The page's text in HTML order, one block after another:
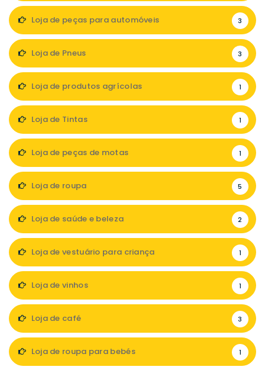
Loja de peças para automóveis 3
Loja de Pneus 3
Loja de produtos agrícolas 1
Loja de Tintas 1
Loja de peças de motas 1
Loja de roupa 5
Loja de saúde e beleza 2
Loja de vestuário para criança 1
Loja de vinhos 1
Loja de café 3
Loja de roupa para bebés 1